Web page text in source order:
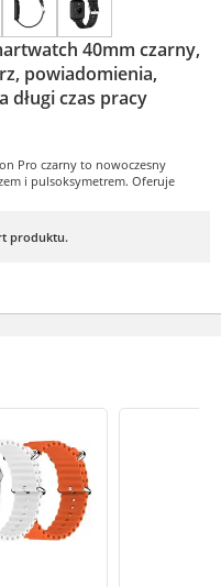
40mm czarny,
powiadomienia,
czas pracy
Pro czarny to nowoczesny
i pulsoksymetrem. Oferuje
produktu.